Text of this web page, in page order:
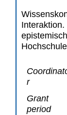
Hochschule
r
Grant
period